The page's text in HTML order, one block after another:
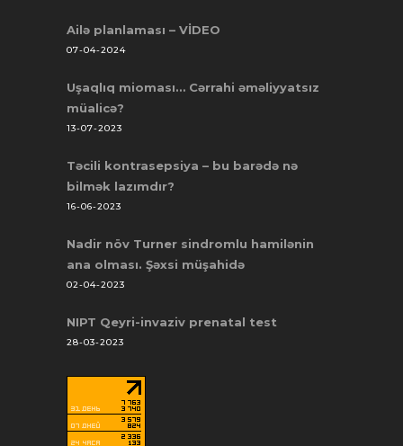
Ailə planlaması – VİDEO
07-04-2024
Uşaqlıq mioması… Cərrahi əməliyyatsız
müalicə?
13-07-2023
Təcili kontrasepsiya – bu barədə nə
bilmək lazımdır?
16-06-2023
Nadir növ Turner sindromlu hamilənin
ana olması. Şəxsi müşahidə
02-04-2023
NIPT Qeyri-invaziv prenatal test
28-03-2023